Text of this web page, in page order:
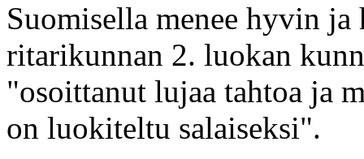
Suomisella menee hyvin ja
ritarikunnan 2. luokan
"osoittanut lujaa tahtoa ja
on luokiteltu salaiseksi".